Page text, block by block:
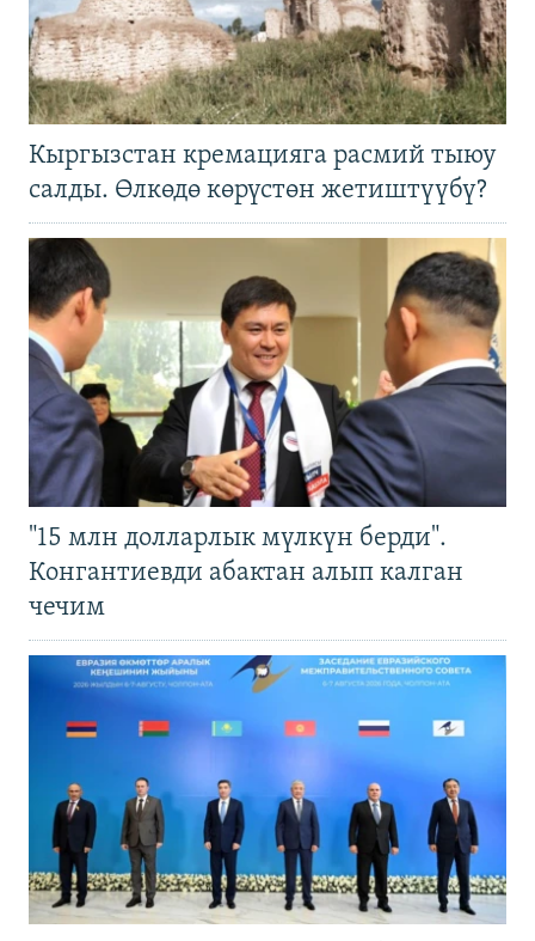
Кыргызстан кремацияга расмий тыюу
салды. Өлкөдө көрүстөн жетиштүүбү?
"15 млн долларлык мүлкүн берди".
Конгантиевди абактан алып калган
чечим